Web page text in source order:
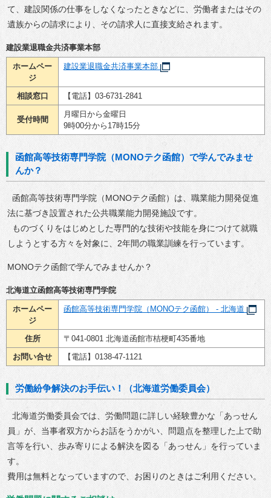
て、建設関係の仕事をしなくなったときなどに、労働者またはその
遺族からの請求により、その請求人に直接支給されます。
建設業退職金共済事業本部
ホームペー
ジ
建設業退職金共済事業本部
相談窓口 【電話】03-6731-2841
受付時間
月曜日から金曜日
9時00分から17時15分
函館高等技術専門学院（MONOテク函館）で学んでみませ
んか？
函館高等技術専門学院（MONOテク函館）は、職業能力開発促進
法に基づき設置された公共職業能力開発施設です。
ものづくりをはじめとした​​専門的な技術や技能を身につけて就職
しようとする方々​​を対象に、2年間の職業訓練を行っています。
MONOテク函館で学んでみませんか？
北海道立函館高等技術専門学院
ホームペー
ジ
函館高等技術専門学院（MONOテク函館） - 北海道
住所
〒041-0801 北海道函館市桔梗町435番地
お問い合せ
【電話】0138-47-1121
労働紛争解決のお手伝い！（北海道労働委員会）
北海道労働委員会では、労働問題に詳しい経験豊かな「あっせん
員」が、当事者双方からお話をうかがい、問題点を整理した上で助
言等を行い、歩み寄りによる解決を図る「あっせん」を行っていま
す。
費用は無料となっていますので、お困りのときはご利用ください。